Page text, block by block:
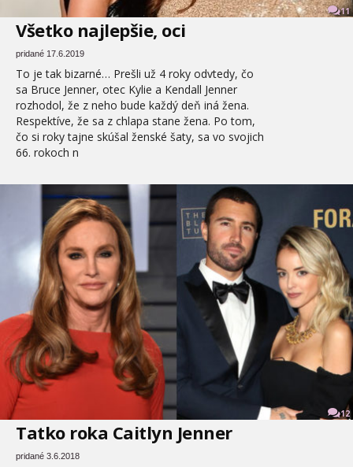
11
Všetko najlepšie, oci
pridané 17.6.2019
To je tak bizarné… Prešli už 4 roky odvtedy, čo
sa Bruce Jenner, otec Kylie a Kendall Jenner
rozhodol, že z neho bude každý deň iná žena.
Respektíve, že sa z chlapa stane žena. Po tom,
čo si roky tajne skúšal ženské šaty, sa vo svojich
66. rokoch n
12
Tatko roka Caitlyn Jenner
pridané 3.6.2018